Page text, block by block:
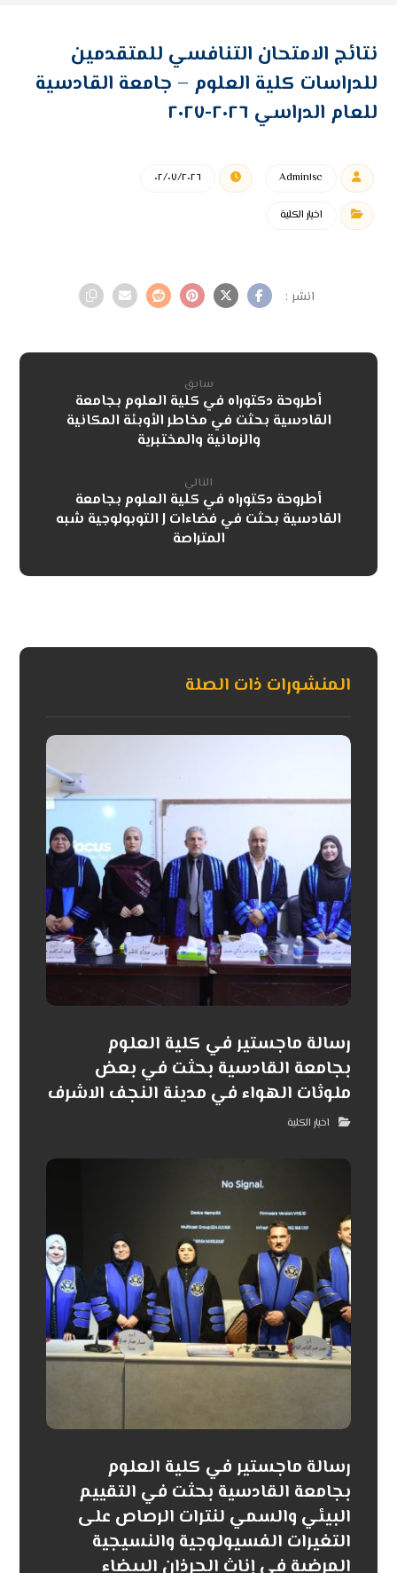
نتائج الامتحان التنافسي للمتقدمين
للدراسات كلية العلوم – جامعة القادسية
للعام الدراسي ٢٠٢٦-٢٠٢٧
Admin١sc ٠٢/٠٧/٢٠٢٦
اخبار الكلية
سابق
أطروحة دكتوراه في كلية العلوم بجامعة
القادسية بحثت في مخاطر الأوبئة المكانية
والزمانية والمختبرية
التالي
أطروحة دكتوراه في كلية العلوم بجامعة
القادسية بحثت في فضاءات J التوبولوجية شبه
المتراصة
المنشورات ذات الصلة
رسالة ماجستير في كلية العلوم
بجامعة القادسية بحثت في بعض
ملوثات الهواء في مدينة النجف الاشرف
اخبار الكلية
رسالة ماجستير في كلية العلوم
بجامعة القادسية بحثت في التقييم
البيئي والسمي لنترات الرصاص على
التغيرات الفسيولوجية والنسيجية
المرضية في إناث الجرذان البيضاء